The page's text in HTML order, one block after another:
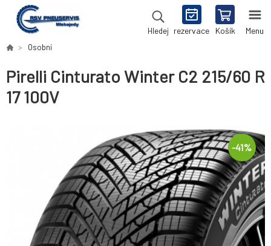
Hledej rezervace Košík Menu
Osobní
Pirelli Cinturato Winter C2 215/60 R
17 100V
-41%